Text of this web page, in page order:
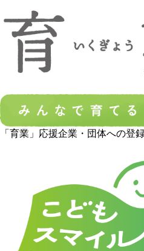
「育業」応援企業・団体への登